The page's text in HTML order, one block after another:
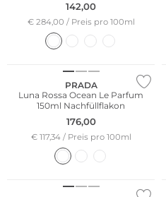
142,00
€ 284,00 / Preis pro 100ml
PRADA
Luna Rossa Ocean Le Parfum
150ml Nachfüllflakon
176,00
€ 117,34 / Preis pro 100ml